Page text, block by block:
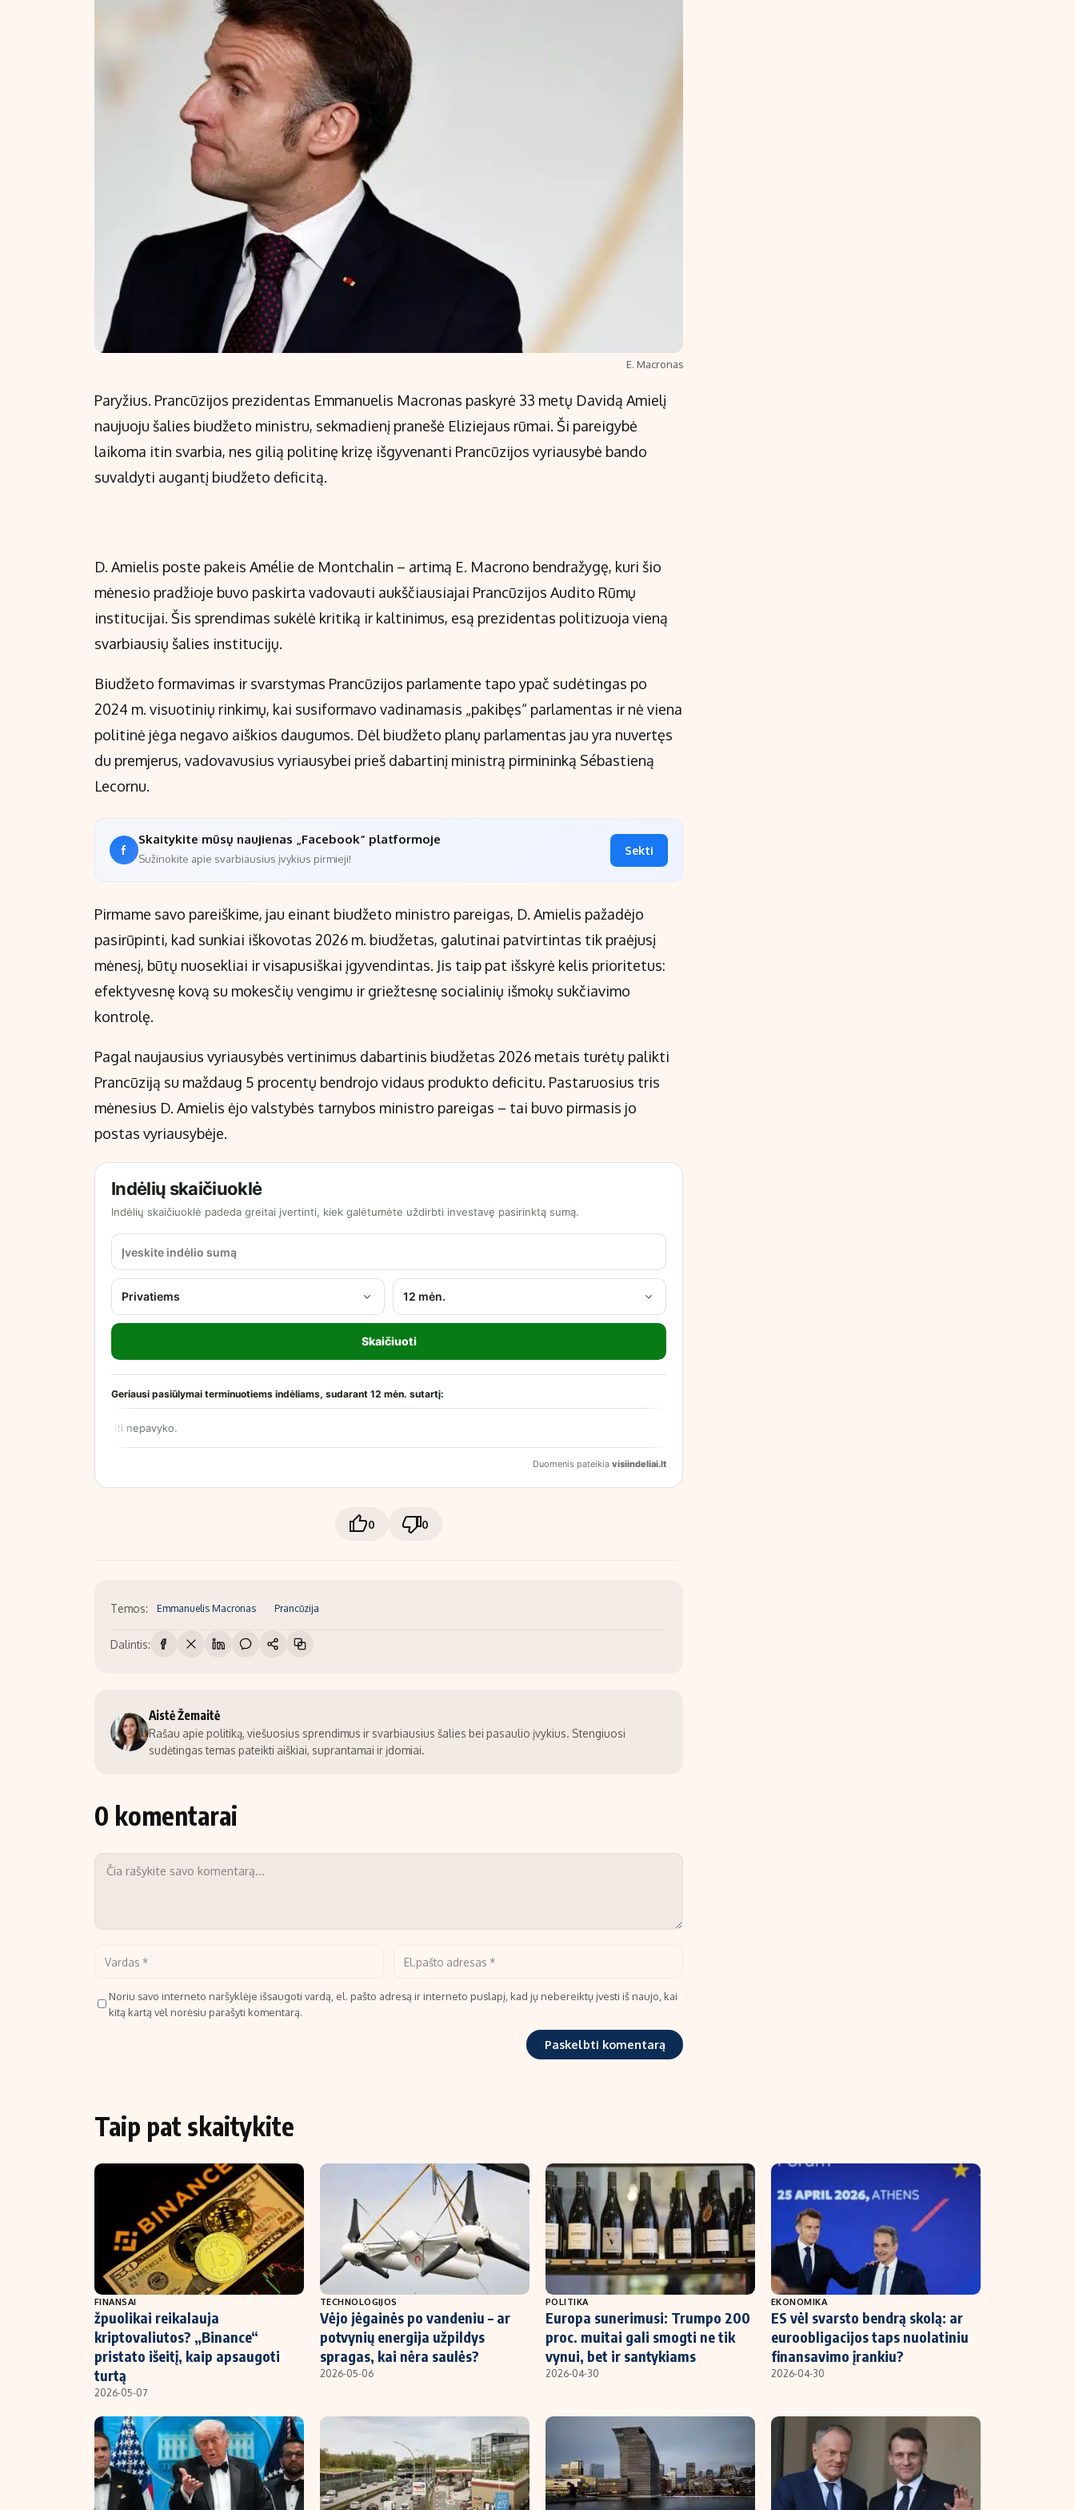
E. Macronas
Paryžius. Prancūzijos prezidentas Emmanuelis Macronas paskyrė 33 metų Davidą Amielį
naujuoju šalies biudžeto ministru, sekmadienį pranešė Eliziejaus rūmai. Ši pareigybė
laikoma itin svarbia, nes gilią politinę krizę išgyvenanti Prancūzijos vyriausybė bando
suvaldyti augantį biudžeto deficitą.
D. Amielis poste pakeis Amélie de Montchalin – artimą E. Macrono bendražygę, kuri šio
mėnesio pradžioje buvo paskirta vadovauti aukščiausiajai Prancūzijos Audito Rūmų
institucijai. Šis sprendimas sukėlė kritiką ir kaltinimus, esą prezidentas politizuoja vieną
svarbiausių šalies institucijų.
Biudžeto formavimas ir svarstymas Prancūzijos parlamente tapo ypač sudėtingas po
2024 m. visuotinių rinkimų, kai susiformavo vadinamasis „pakibęs“ parlamentas ir nė viena
politinė jėga negavo aiškios daugumos. Dėl biudžeto planų parlamentas jau yra nuvertęs
du premjerus, vadovavusius vyriausybei prieš dabartinį ministrą pirmininką Sébastieną
Lecornu.
Skaitykite mūsų naujienas „Facebook“ platformoje
Sužinokite apie svarbiausius įvykius pirmieji!
Sekti
Pirmame savo pareiškime, jau einant biudžeto ministro pareigas, D. Amielis pažadėjo
pasirūpinti, kad sunkiai iškovotas 2026 m. biudžetas, galutinai patvirtintas tik praėjusį
mėnesį, būtų nuosekliai ir visapusiškai įgyvendintas. Jis taip pat išskyrė kelis prioritetus:
efektyvesnę kovą su mokesčių vengimu ir griežtesnę socialinių išmokų sukčiavimo
kontrolę.
Pagal naujausius vyriausybės vertinimus dabartinis biudžetas 2026 metais turėtų palikti
Prancūziją su maždaug 5 procentų bendrojo vidaus produkto deficitu. Pastaruosius tris
mėnesius D. Amielis ėjo valstybės tarnybos ministro pareigas – tai buvo pirmasis jo
postas vyriausybėje.
0 0
Temos: Emmanuelis Macronas Prancūzija
Dalintis:
Aistė Žemaitė
Rašau apie politiką, viešuosius sprendimus ir svarbiausius šalies bei pasaulio įvykius. Stengiuosi
sudėtingas temas pateikti aiškiai, suprantamai ir įdomiai.
0 komentarai
Noriu savo interneto naršyklėje išsaugoti vardą, el. pašto adresą ir interneto puslapį, kad jų nebereiktų įvesti iš naujo, kai
kitą kartą vėl norėsiu parašyti komentarą.
Taip pat skaitykite
FINANSAI
žpuolikai reikalauja
kriptovaliutos? „Binance“
pristato išeitį, kaip apsaugoti
turtą
2026-05-07
TECHNOLOGIJOS
Vėjo jėgainės po vandeniu – ar
potvynių energija užpildys
spragas, kai nėra saulės?
2026-05-06
POLITIKA
Europa sunerimusi: Trumpo 200
proc. muitai gali smogti ne tik
vynui, bet ir santykiams
2026-04-30
EKONOMIKA
ES vėl svarsto bendrą skolą: ar
euroobligacijos taps nuolatiniu
finansavimo įrankiu?
2026-04-30